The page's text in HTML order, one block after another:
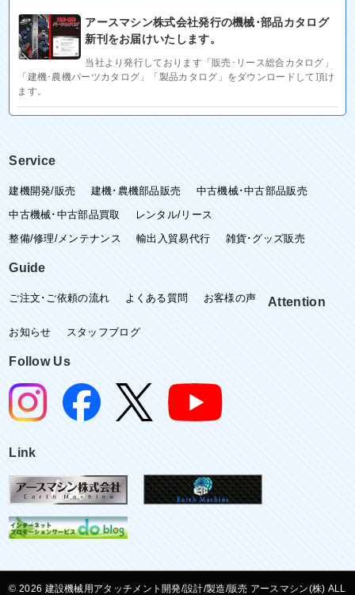
アースマシン株式会社発行の機械･部品カタログ
新刊をお届けいたします。
当社より発行しております「販売･リース総合カタログ」
「建機･農機パーツカタログ」「製品カタログ」をダウンロードして頂け
ます。
Service
建機開発/販売 建機･農機部品販売
中古機械･中古部品販売
中古機械･中古部品買取
レンタル/リース
整備/修理/メンテナンス
輸出入貿易代行 雑貨･グッズ販売
Guide
ご注文･ご依頼の流れ よくある質問 お客様の声 Attention
お知らせ スタッフブログ
Follow Us
Link
© 建設機械用アタッチメント開発/設計/製造/販売 アースマシン(株) ALL